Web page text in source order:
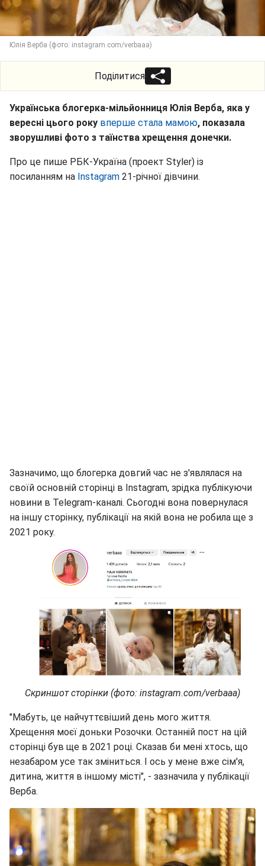
Юлія Верба (фото: instagram.com/verbaaa)
Поділитися
Українська блогерка-мільйонниця Юлія Верба, яка у
вересні цього року вперше стала мамою, показала
зворушливі фото з таїнства хрещення донечки.
Про це пише РБК-Україна (проект Styler) із
посиланням на Instagram 21-річної дівчини.
Зазначимо, що блогерка довгий час не з'являлася на
своїй основній сторінці в Instagram, зрідка публікуючи
новини в Telegram-каналі. Сьогодні вона повернулася
на іншу сторінку, публікації на якій вона не робила ще з
2021 року.
Скриншот сторінки (фото: instagram.com/verbaaa)
"Мабуть, це найчуттєвіший день мого життя.
Хрещення моєї доньки Розочки. Останній пост на цій
сторінці був ще в 2021 році. Сказав би мені хтось, що
незабаром усе так зміниться. І ось у мене вже сім'я,
дитина, життя в іншому місті", - зазначила у публікації
Верба.